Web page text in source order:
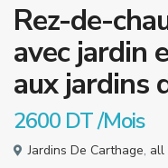
Rez-de-
avec jardin
aux jardins
2600 DT/Mois
Jardins De Carthage, all